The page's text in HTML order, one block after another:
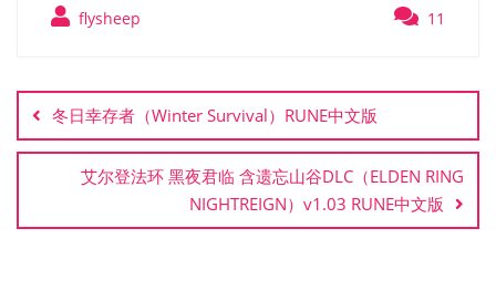
flysheep 11
章
导
航
冬日幸存者（Winter Survival）RUNE中文版
艾尔登法环 黑夜君临 含遗忘山谷DLC（ELDEN RING
NIGHTREIGN）v1.03 RUNE中文版